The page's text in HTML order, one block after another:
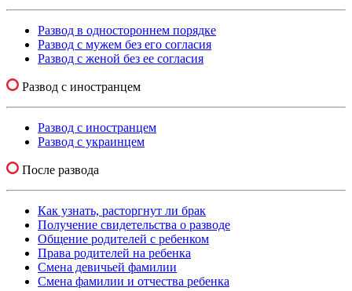
Развод в одностороннем порядке
Развод с мужем без его согласия
Развод с женой без ее согласия
Развод с иностранцем
Развод с иностранцем
Развод с украинцем
После развода
Как узнать, расторгнут ли брак
Получение свидетельства о разводе
Общение родителей с ребенком
Права родителей на ребенка
Смена девичьей фамилии
Смена фамилии и отчества ребенка